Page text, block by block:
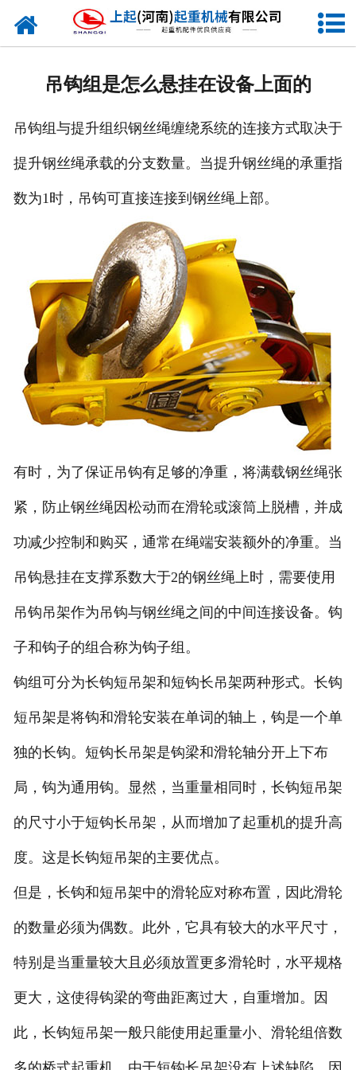
网站首页
合作客户
联系我们
吊钩组是怎么悬挂在设备上面的
吊钩组与提升组织钢丝绳缠绕系统的连接方式取决于
提升钢丝绳承载的分支数量。当提升钢丝绳的承重指
数为1时，吊钩可直接连接到钢丝绳上部。
有时，为了保证吊钩有足够的净重，将满载钢丝绳张
紧，防止钢丝绳因松动而在滑轮或滚筒上脱槽，并成
功减少控制和购买，通常在绳端安装额外的净重。当
吊钩悬挂在支撑系数大于2的钢丝绳上时，需要使用
吊钩吊架作为吊钩与钢丝绳之间的中间连接设备。钩
子和钩子的组合称为钩子组。
钩组可分为长钩短吊架和短钩长吊架两种形式。长钩
短吊架是将钩和滑轮安装在单词的轴上，钩是一个单
独的长钩。短钩长吊架是钩梁和滑轮轴分开上下布
局，钩为通用钩。显然，当重量相同时，长钩短吊架
的尺寸小于短钩长吊架，从而增加了起重机的提升高
度。这是长钩短吊架的主要优点。
但是，长钩和短吊架中的滑轮应对称布置，因此滑轮
的数量必须为偶数。此外，它具有较大的水平尺寸，
特别是当重量较大且必须放置更多滑轮时，水平规格
更大，这使得钩梁的弯曲距离过大，自重增加。因
此，长钩短吊架一般只能使用起重量小、滑轮组倍数